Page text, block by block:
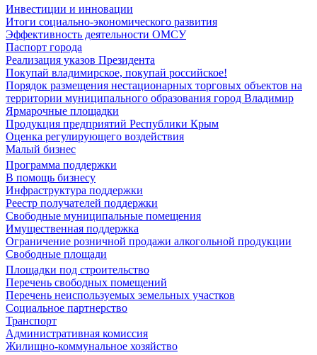
Инвестиции и инновации
Итоги социально-экономического развития
Эффективность деятельности ОМСУ
Паспорт города
Реализация указов Президента
Покупай владимирское, покупай российское!
Порядок размещения нестационарных торговых объектов на
территории муниципального образования город Владимир
Ярмарочные площадки
Продукция предприятий Республики Крым
Оценка регулирующего воздействия
Малый бизнес
Программа поддержки
В помощь бизнесу
Инфраструктура поддержки
Реестр получателей поддержки
Свободные муниципальные помещения
Имущественная поддержка
Ограничение розничной продажи алкогольной продукции
Свободные площади
Площадки под строительство
Перечень свободных помещений
Перечень неиспользуемых земельных участков
Социальное партнерство
Транспорт
Административная комиссия
Жилищно-коммунальное хозяйство